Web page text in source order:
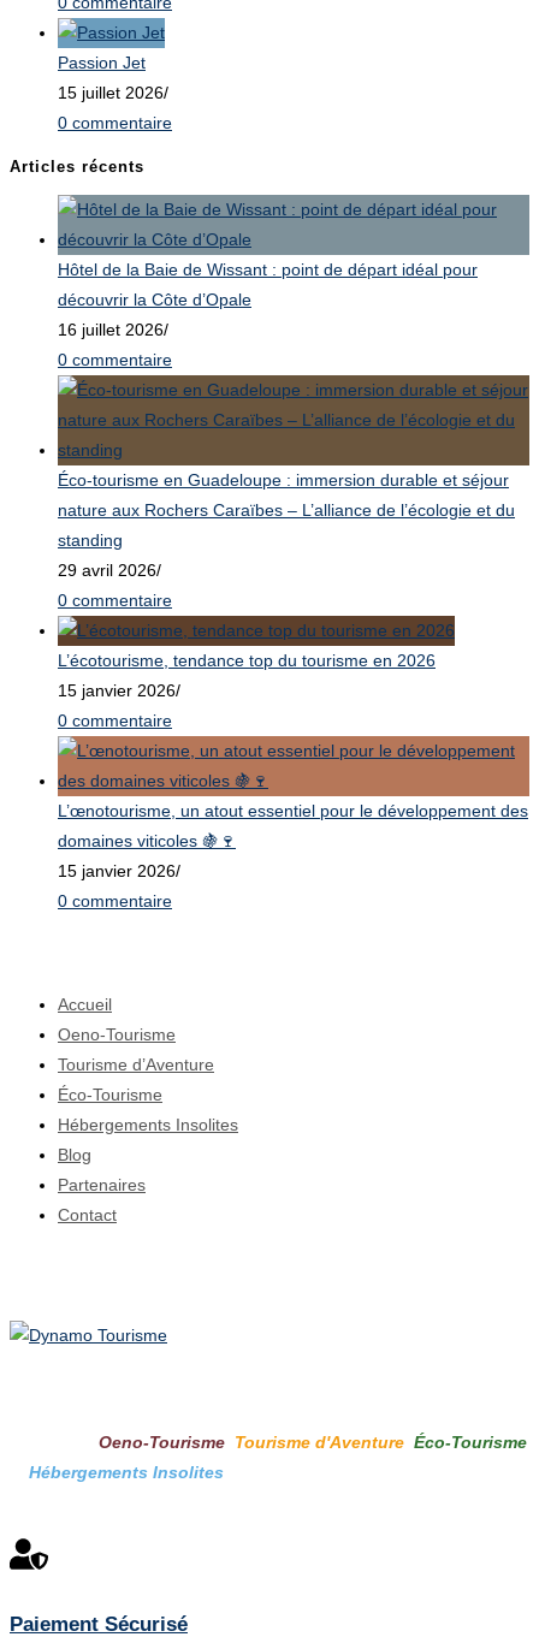
Passion Jet
15 juillet 2026/
0 commentaire
Articles récents
Hôtel de la Baie de Wissant : point de départ idéal pour
découvrir la Côte d’Opale
16 juillet 2026/
0 commentaire
Éco-tourisme en Guadeloupe : immersion durable et séjour
nature aux Rochers Caraïbes – L’alliance de l’écologie et du
standing
29 avril 2026/
0 commentaire
L’écotourisme, tendance top du tourisme en 2026
15 janvier 2026/
0 commentaire
L’œnotourisme, un atout essentiel pour le développement des
domaines viticoles 🍇🍷
15 janvier 2026/
0 commentaire
Accueil
Oeno-Tourisme
Tourisme d’Aventure
Éco-Tourisme
Hébergements Insolites
Blog
Partenaires
Contact
Oeno-Tourisme Tourisme d'Aventure Éco-Tourisme
Hébergements Insolites
Paiement Sécurisé